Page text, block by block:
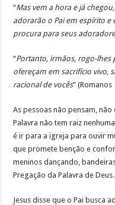
“Mas vem a hora e já
adorarão o Pai em espírito e
procura para seus
“Portanto, irmãos, rogo-lhes
ofereçam em sacrifício vivo,
racional de vocês” (Romanos
As pessoas não pensam,
Palavra não tem raiz
é ir para a igreja para ouvir
que promete benção e
meninos dançando,
Pregação da Palavra de Deus.
Jesus disse que o Pai busca